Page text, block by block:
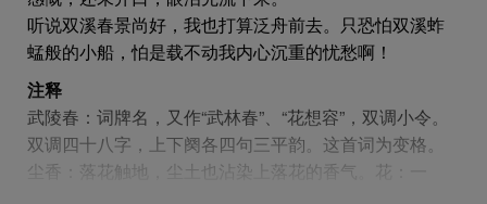
尽的痛苦，都在其中，故以“事事休”概括。这，真是“一
部十七史，从何说起”？所以正要想说，眼泪已经直流
了。
前两句，含蓄；后两句，真率。含蓄，是由于此情无
处可诉；真率，则由于虽明知无处可诉，而仍然不得不
诉。故似若相反，而实则相成。
听说双溪春景尚好，我也打算泛舟前去。只恐怕双溪蚱
蜢般的小船，怕是载不动我内心沉重的忧愁啊！
注释
武陵春：词牌名，又作“武林春”、“花想容”，双调小令。
双调四十八字，上下阕各四句三平韵。这首词为变格。
尘香：落花触地，尘土也沾染上落花的香气。花：一